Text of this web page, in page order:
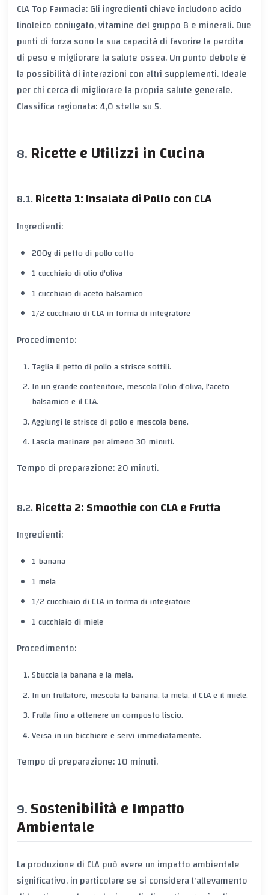
CLA Top Farmacia: Gli ingredienti chiave includono acido
linoleico coniugato, vitamine del gruppo B e minerali. Due
punti di forza sono la sua capacità di favorire la perdita
di peso e migliorare la salute ossea. Un punto debole è
la possibilità di interazioni con altri supplementi. Ideale
per chi cerca di migliorare la propria salute generale.
Classifica ragionata: 4,0 stelle su 5.
Ricette e Utilizzi in Cucina
Ricetta 1: Insalata di Pollo con CLA
Ingredienti:
200g di petto di pollo cotto
1 cucchiaio di olio d'oliva
1 cucchiaio di aceto balsamico
1/2 cucchiaio di CLA in forma di integratore
Procedimento:
Taglia il petto di pollo a strisce sottili.
In un grande contenitore, mescola l'olio d'oliva, l'aceto
balsamico e il CLA.
Aggiungi le strisce di pollo e mescola bene.
Lascia marinare per almeno 30 minuti.
Tempo di preparazione: 20 minuti.
Ricetta 2: Smoothie con CLA e Frutta
Ingredienti:
1 banana
1 mela
1/2 cucchiaio di CLA in forma di integratore
1 cucchiaio di miele
Procedimento:
Sbuccia la banana e la mela.
In un frullatore, mescola la banana, la mela, il CLA e il miele.
Frulla fino a ottenere un composto liscio.
Versa in un bicchiere e servi immediatamente.
Tempo di preparazione: 10 minuti.
Sostenibilità e Impatto
Ambientale
La produzione di CLA può avere un impatto ambientale
significativo, in particolare se si considera l'allevamento